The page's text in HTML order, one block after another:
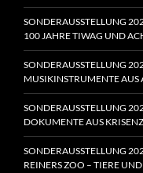
SONDERAUSSTELLUNG
100 JAHRE TIWAG UND
SONDERAUSSTELLUNG
MUSIKINSTRUMENTE AUS
SONDERAUSSTELLUNG
DOKUMENTE AUS
SONDERAUSSTELLUNG
REINERS ZOO – TIERE